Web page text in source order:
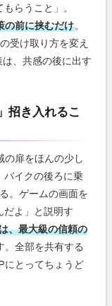
らうこと」。
の前に挟むだけ。
受け取り方を変え
、共感の後に出す
招き入れるこ
の扉をほんの少し
バイクの後ろに乗
。ゲームの画面を
だよ」と説明す
、最大級の信頼の
。全部を共有する
にとってちょうど